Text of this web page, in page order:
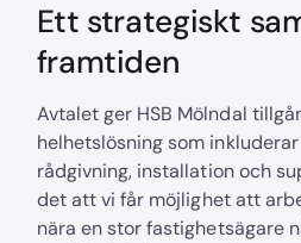
Ett strategiskt
framtiden
Avtalet ger HSB Mölndal
helhetslösning som
rådgivning, installation och
det att vi får möjlighet att
nära en stor fastighetsägare